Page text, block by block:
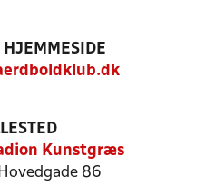
HJEMMESIDE
Kunstgræs
86